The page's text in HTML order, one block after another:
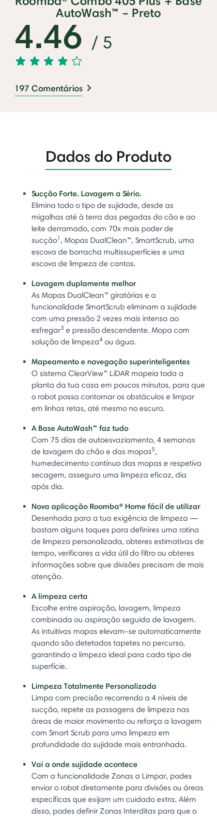
AutoWash™ – Preto
4.46 / 5
197 Comentários
Dados do Produto
Sucção Forte. Lavagem a Sério.
Elimina todo o tipo de sujidade, desde as
migalhas até à terra das pegadas do cão e ao
leite derramado, com 70x mais poder de
sucção1 , Mopas DualClean™, SmartScrub, uma
escova de borracha multissuperfícies e uma
escova de limpeza de cantos.
Lavagem duplamente melhor
As Mopas DualClean™ giratórias e a
funcionalidade SmartScrub eliminam a sujidade
com uma pressão 2 vezes mais intensa ao
esfregar3 e pressão descendente. Mopa com
solução de limpeza4 ou água.
Mapeamento e navegação superinteligentes
O sistema ClearView™ LiDAR mapeia toda a
planta da tua casa em poucos minutos, para que
o robot possa contornar os obstáculos e limpar
em linhas retas, até mesmo no escuro.
A Base AutoWash™ faz tudo
Com 75 dias de autoesvaziamento, 4 semanas
de lavagem do chão e das mopas5,
humedecimento contínuo das mopas e respetiva
secagem, assegura uma limpeza eficaz, dia
após dia.
Nova aplicação Roomba® Home fácil de utilizar
Desenhada para a tua exigência de limpeza —
bastam alguns toques para definires uma rotina
de limpeza personalizada, obteres estimativas de
tempo, verificares a vida útil do filtro ou obteres
informações sobre que divisões precisam de mais
atenção.
A limpeza certa
Escolhe entre aspiração, lavagem, limpeza
combinada ou aspiração seguida de lavagem.
As intuitivas mopas elevam-se automaticamente
quando são detetados tapetes no percurso,
garantindo a limpeza ideal para cada tipo de
superfície.
Limpeza Totalmente Personalizada
Limpa com precisão recorrendo a 4 níveis de
sucção, repete as passagens de limpeza nas
áreas de maior movimento ou reforça a lavagem
com Smart Scrub para uma limpeza em
profundidade da sujidade mais entranhada.
Vai a onde sujidade acontece
Com a funcionalidade Zonas a Limpar, podes
enviar o robot diretamente para divisões ou áreas
específicas que exijam um cuidado extra. Além
disso, podes definir Zonas Interditas para que o